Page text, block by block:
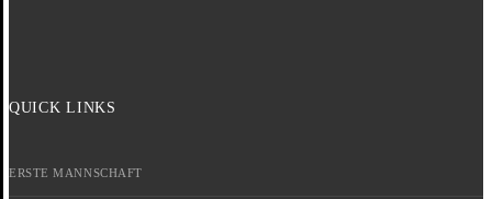
QUICK LINKS
ERSTE MANNSCHAFT